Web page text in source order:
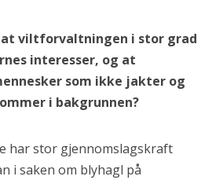
at viltforvaltningen i stor grad
interesser, og at
som ikke jakter og
i bakgrunnen?
har stor gjennomslagskraft
i saken om blyhagl på